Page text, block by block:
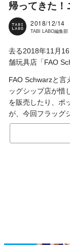
帰ってきた！
2018/12/14
TABI LABO編集部
去る2018年11月
舗玩具店「FAO
FAO Schwarzと言
ッグシップ店が惜
を販売したり、ポ
が、今回フラッグ
ークにカムバック
オープニングイベ
が待ちわびてい
場し、このお店
ここは、オモチ
きっと楽しめる
ら、ぜひ足を運